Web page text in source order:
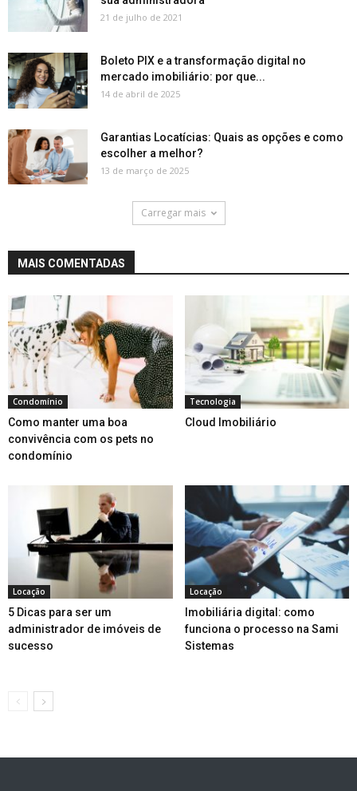
21 de julho de 2021
Boleto PIX e a transformação digital no
mercado imobiliário: por que...
14 de abril de 2025
Garantias Locatícias: Quais as opções e como
escolher a melhor?
13 de março de 2025
Carregar mais
MAIS COMENTADAS
Condomínio
Como manter uma boa
convivência com os pets no
condomínio
Tecnologia
Cloud Imobiliário
Locação
5 Dicas para ser um
administrador de imóveis de
sucesso
Locação
Imobiliária digital: como
funciona o processo na Sami
Sistemas